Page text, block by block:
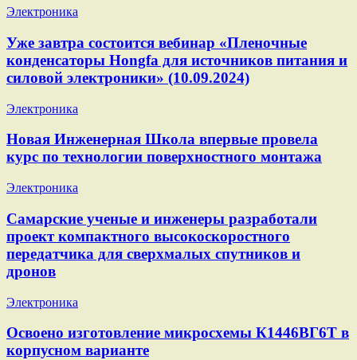
Электроника
Уже завтра состоится вебинар «Пленочные
конденсаторы Hongfa для источников питания и
силовой электроники» (10.09.2024)
Электроника
Новая Инженерная Школа впервые провела
курс по технологии поверхностного монтажа
Электроника
Самарские ученые и инженеры разработали
проект компактного высокоскоростного
передатчика для сверхмалых спутников и
дронов
Электроника
Освоено изготовление микросхемы К1446ВГ6Т в
корпусном варианте